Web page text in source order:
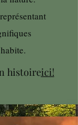
histoireici!